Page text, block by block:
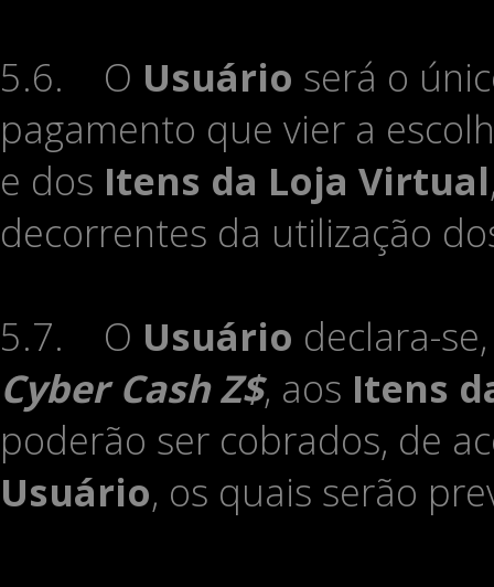
5.6. O Usuário será o
pagamento que vier a
e dos Itens da Loja Virtual
decorrentes da utilização
5.7. O Usuário declara-
Cyber Cash Z$, aos Itens
poderão ser cobrados, de
Usuário, os quais serão